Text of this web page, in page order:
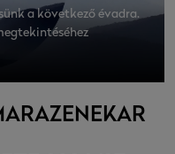
a következő évadra.